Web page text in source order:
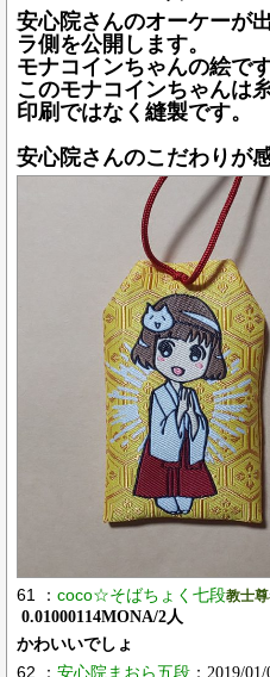
安心院さんのオーケーが
ラ側を公開します。
モナコインちゃんの絵です
このモナコインちゃんは
印刷ではなく縫製です。
安心院さんのこだわりが
61 ： coco☆そばちょく七段教士
0.01000114MONA/2人
かわいいでしょ
62 ： 安心院まおら五段 ：2019/